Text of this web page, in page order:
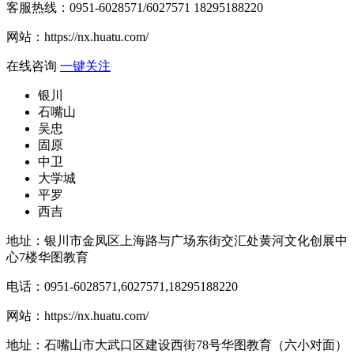
客服热线： 0951-6028571/6027571 18295188220
网站： https://nx.huatu.com/
在线咨询 一键关注
银川
石嘴山
吴忠
固原
中卫
大学城
平罗
西吉
地址：银川市金凤区上海路与广场东街交汇处黄河文化创展中
心7楼华图教育
电话：0951-6028571,6027571,18295188220
网站： https://nx.huatu.com/
地址：石嘴山市大武口区建设西街78号华图教育（六小对面）